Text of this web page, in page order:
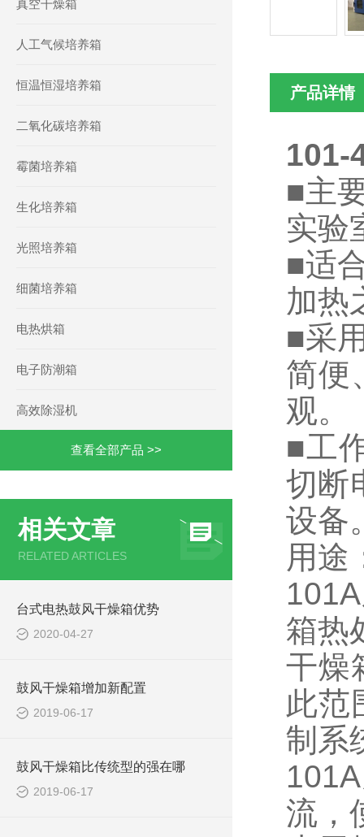
真空干燥箱
人工气候培养箱
恒温恒湿培养箱
二氧化碳培养箱
霉菌培养箱
生化培养箱
光照培养箱
细菌培养箱
电热烘箱
电子防潮箱
高效除湿机
查看全部产品 >>
相关文章
RELATED ARTICLES
台式电热鼓风干燥箱优势
2020-04-27
鼓风干燥箱增加新配置
2019-06-17
鼓风干燥箱比传统型的强在哪
2019-06-17
产品详情
101-
■主
实验
■适
加热
■采
简便
观。
■工
切断
设备
用途
箱热
干燥
此范
制系
流，